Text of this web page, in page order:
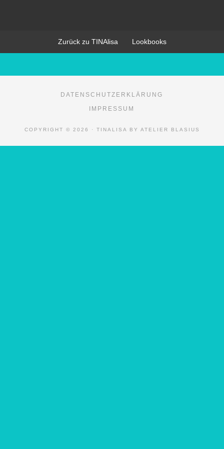
Zurück zu TINAlisa Lookbooks
DATENSCHUTZERKLÄRUNG
IMPRESSUM
COPYRIGHT © 2026 · TINALISA BY ATELIER BLASIUS